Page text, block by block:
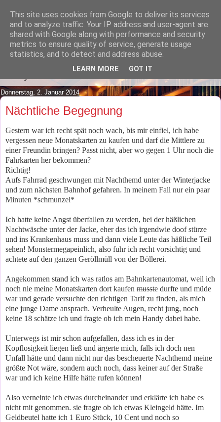
Lilafusselfee lädt Dich in ihr
Wohnzimmer ein.
Mach es Dir doch gemütlich und lies ein wenig über meine
Donnerstag, 2. Januar 2014
Nächtliche Begegnung
Gestern war ich recht spät noch wach, bis mir einfiel, ich habe
vergessen neue Monatskarten zu kaufen und darf die Mittlere zu
einer Freundin bringen? Passt nicht, aber wo gegen 1 Uhr noch die
Fahrkarten her bekommen?
Richtig!
Aufs Fahrrad geschwungen mit Nachthemd unter der Winterjacke
und zum nächsten Bahnhof gefahren. In meinem Fall nur ein paar
Minuten *schmunzel*
Ich hatte keine Angst überfallen zu werden, bei der häßlichen
Nachtwäsche unter der Jacke, eher das ich irgendwie doof stürze
und ins Krankenhaus muss und dann viele Leute das häßliche Teil
sehen! Monstermegapeinlich, also fuhr ich recht vorsichtig und
achtete auf den ganzen Geröllmüll von der Böllerei.
Angekommen stand ich was ratlos am Bahnkartenautomat, weil ich
noch nie meine Monatskarten dort kaufen musste durfte und müde
war und gerade versuchte den richtigen Tarif zu finden, als mich
eine junge Dame ansprach. Verheulte Augen, recht jung, noch
keine 18 schätze ich und fragte ob ich mein Handy dabei habe.
Unterwegs ist mir schon aufgefallen, dass ich es in der
Kopflosigkeit liegen ließ und ärgerte mich, falls ich doch nen
Unfall hätte und dann nicht nur das bescheuerte Nachthemd meine
größte Not wäre, sondern auch noch, dass keiner auf der Straße
war und ich keine Hilfe hätte rufen können!
Also verneinte ich etwas durcheinander und erklärte ich habe es
nicht mit genommen. sie fragte ob ich etwas Kleingeld hätte. Im
Geldbeutel hatte ich 1 Euro Stück, 10 Cent und noch so
This site uses cookies from Google to deliver its services
and to analyze traffic. Your IP address and user-agent are
shared with Google along with performance and security
metrics to ensure quality of service, generate usage
statistics, and to detect and address abuse.
LEARN MORE GOT IT